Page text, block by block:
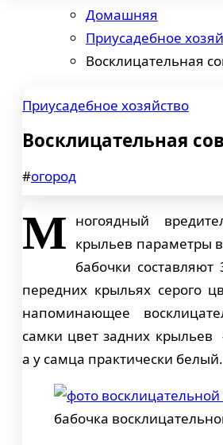
Домашняя
Приусадебное
Восклицательная
Приусадебное хозяйство
Восклицательная
#огород
М ногоядный
крыльев параметры
бабочки
передних крыльях серого
напоминающее
самки цвет задних крыльев
а у самца практически белый.
бабочка